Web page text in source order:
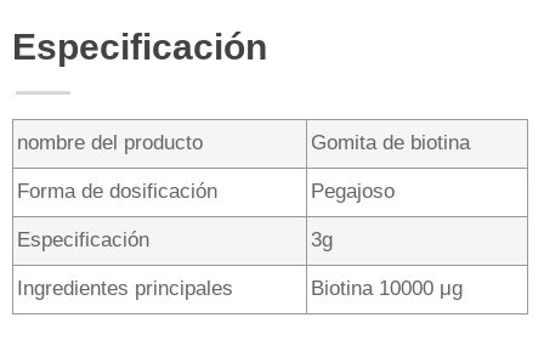
Especificación
nombre del producto Gomita de biotina
Forma de dosificación Pegajoso
Especificación 3g
Ingredientes principales Biotina 10000 μg